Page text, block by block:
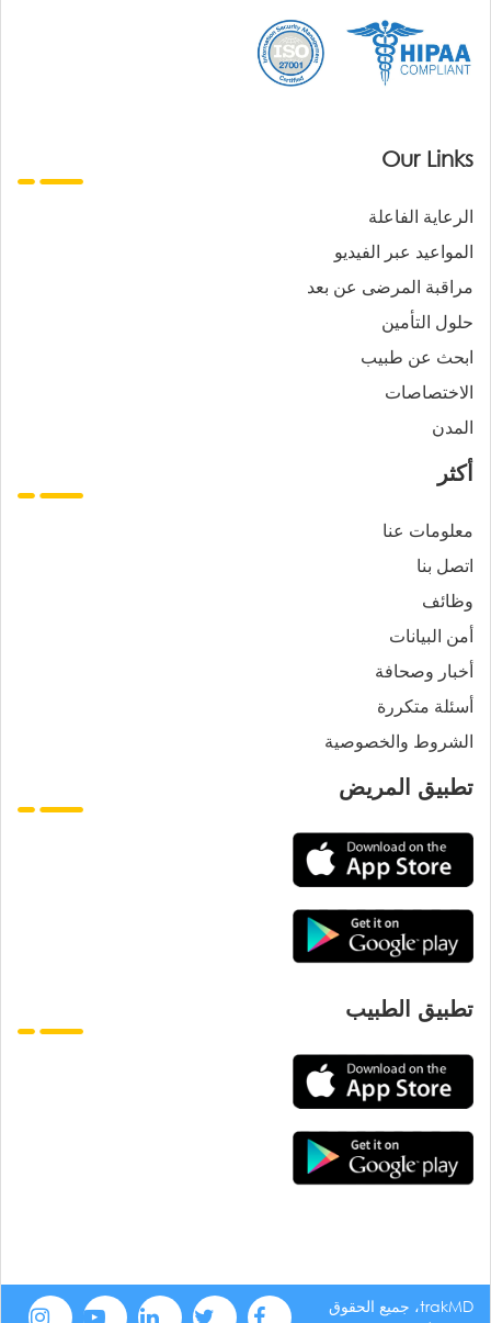
Our Links
الرعاية الفاعلة
المواعيد عبر الفيديو
مراقبة المرضى عن بعد
حلول التأمين
ابحث عن طبيب
الاختصاصات
المدن
أكثر
معلومات عنا
اتصل بنا
وظائف
أمن البيانات
أخبار وصحافة
أسئلة متكررة
الشروط والخصوصية
تطبيق المريض
تطبيق الطبيب
trakMD، جميع الحقوق